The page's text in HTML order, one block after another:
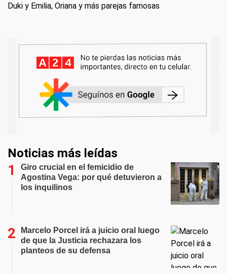
Duki y Emilia, Oriana y más parejas famosas
Noticias más leídas
Giro crucial en el femicidio de
Agostina Vega: por qué detuvieron a
los inquilinos
Marcelo Porcel irá a juicio oral luego
de que la Justicia rechazara los
planteos de su defensa